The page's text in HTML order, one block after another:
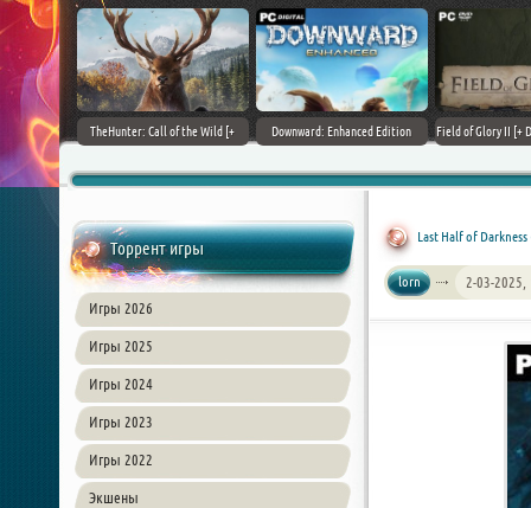
(2017)
TheHunter: Call of the Wild [+
Downward: Enhanced Edition
Field of Glory II [+
Торрент игры
Игры 2026
Игры 2025
Игры 2024
Игры 2023
Игры 2022
Экшены
Last Half of Darkness
lorn 2-03-2025,